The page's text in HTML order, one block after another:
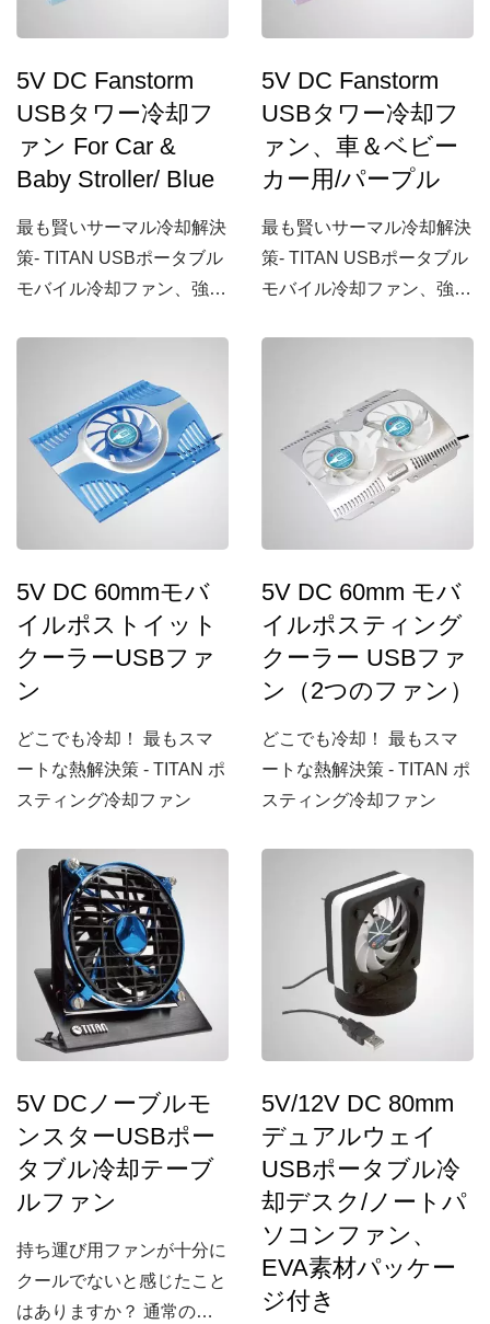
5V DC Fanstorm
USBタワー冷却フ
ァン For Car &
Baby Stroller/ Blue
最も賢いサーマル冷却解決
策- TITAN USBポータブル
モバイル冷却ファン、強力
5V DC Fanstorm
USBタワー冷却フ
ァン、車＆ベビー
カー用/パープル
最も賢いサーマル冷却解決
策- TITAN USBポータブル
モバイル冷却ファン、強力
5V DC 60mmモバ
イルポストイット
クーラーUSBファ
ン
どこでも冷却！ 最もスマ
ートな熱解決策 - TITAN ポ
スティング冷却ファン
5V DC 60mm モバ
イルポスティング
クーラー USBファ
ン（2つのファン）
どこでも冷却！ 最もスマ
ートな熱解決策 - TITAN ポ
スティング冷却ファン
5V DCノーブルモ
ンスターUSBポー
タブル冷却テーブ
ルファン
持ち運び用ファンが十分に
クールでないと感じたこと
はありますか？ 通常のフ
5V/12V DC 80mm
デュアルウェイ
USBポータブル冷
却デスク/ノートパ
ソコンファン、
EVA素材パッケー
ジ付き